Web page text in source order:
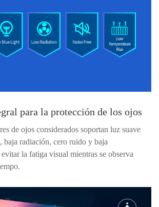
para la protección de los ojos
de ojos considerados soportan luz suave
baja radiación, cero ruido y baja
la fatiga visual mientras se observa